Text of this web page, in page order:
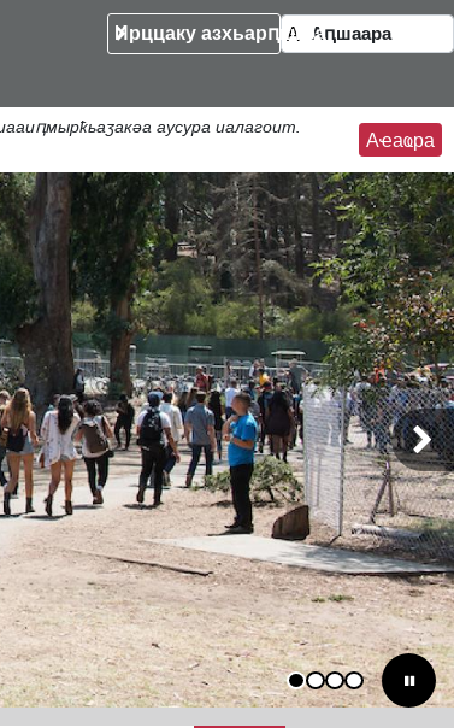
Ирццаку азхьарԥшқәа
аусура иалагоит.
Аҽаҩра
1 2 3 4